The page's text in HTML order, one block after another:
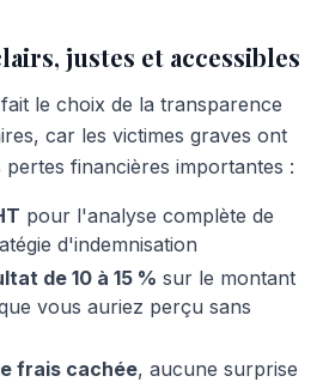
justes et accessibles
fait le choix de la transparence
car les victimes graves ont
pertes financières importantes :
pour l'analyse complète de
d'indemnisation
de 10 à 15 % sur le montant
vous auriez perçu sans
frais cachée, aucune surprise